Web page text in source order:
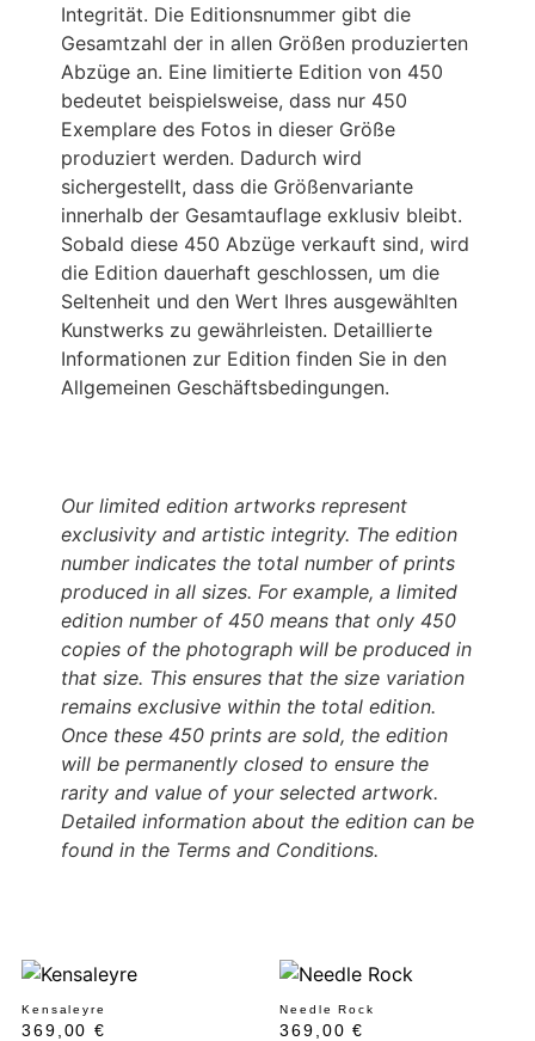
Integrität. Die Editionsnummer gibt die
Gesamtzahl der in allen Größen produzierten
Abzüge an. Eine limitierte Edition von 450
bedeutet beispielsweise, dass nur 450
Exemplare des Fotos in dieser Größe
produziert werden. Dadurch wird
sichergestellt, dass die Größenvariante
innerhalb der Gesamtauflage exklusiv bleibt.
Sobald diese 450 Abzüge verkauft sind, wird
die Edition dauerhaft geschlossen, um die
Seltenheit und den Wert Ihres ausgewählten
Kunstwerks zu gewährleisten. Detaillierte
Informationen zur Edition finden Sie in den
Allgemeinen Geschäftsbedingungen.
Our limited edition artworks represent
exclusivity and artistic integrity. The edition
number indicates the total number of prints
produced in all sizes. For example, a limited
edition number of 450 means that only 450
copies of the photograph will be produced in
that size. This ensures that the size variation
remains exclusive within the total edition.
Once these 450 prints are sold, the edition
will be permanently closed to ensure the
rarity and value of your selected artwork.
Detailed information about the edition can be
found in the Terms and Conditions.
Kensaleyre
369,00€
Needle Rock
369,00€